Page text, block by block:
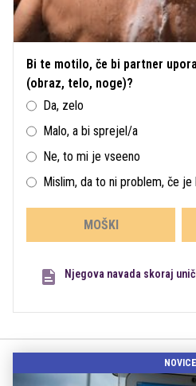
Bi te motilo, če bi partner
(obraz, telo, noge)?
Da, zelo
Malo, a bi sprejel/a
Ne, to mi je vseeno
Mislim, da to ni problem, če je
MOŠKI
Njegova navada skoraj
NOVICE